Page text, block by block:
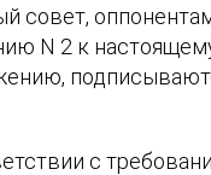
совет,
N 2 к
с